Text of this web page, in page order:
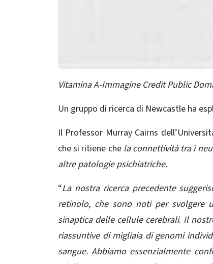
Vitamina A-Immagine Credit Public
Un gruppo di ricerca di Newcastle ha
Il Professor Murray Cairns
che si ritiene che la connettività tra i
altre patologie psichiatriche.
“La nostra ricerca precedente
retinolo, che sono noti per svolgere
sinaptica delle cellule cerebrali. Il
riassuntive di migliaia di genomi
sangue. Abbiamo essenzialmente